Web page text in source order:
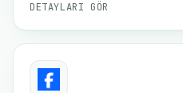
DETAYLARI GÖR